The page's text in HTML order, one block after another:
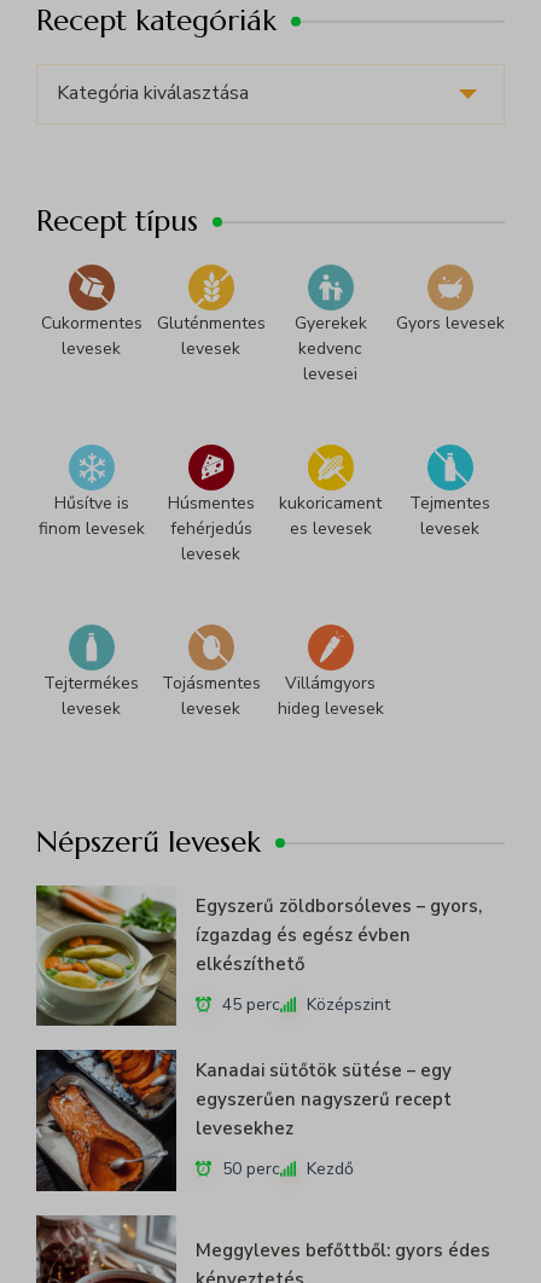
Recept kategóriák
Recept
kategóriák
Recept típus
Cukormentes
levesek
Gluténmentes
levesek
Gyerekek
kedvenc
levesei
Gyors levesek
Hűsítve is
finom levesek
Húsmentes
fehérjedús
levesek
kukoricament
es levesek
Tejmentes
levesek
Tejtermékes
levesek
Tojásmentes
levesek
Villámgyors
hideg levesek
Népszerű levesek
Egyszerű zöldborsóleves – gyors,
ízgazdag és egész évben
elkészíthető
45 perc Középszint
Kanadai sütőtök sütése – egy
egyszerűen nagyszerű recept
levesekhez
50 perc Kezdő
Meggyleves befőttből: gyors édes